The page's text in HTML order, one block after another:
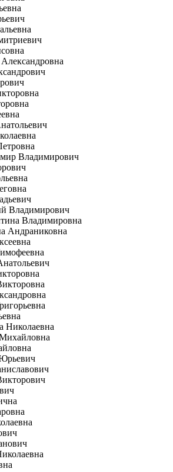
Владимирович
Владимирович
Владимировна
Андраниковна
Николаевна